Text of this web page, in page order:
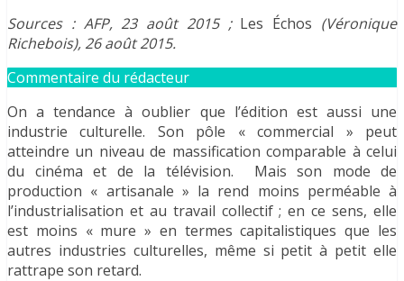
Sources : AFP, 23 août 2015 ; Les Échos (Véronique
Richebois), 26 août 2015.
Commentaire du rédacteur
On a tendance à oublier que l’édition est aussi une
industrie culturelle. Son pôle « commercial » peut
atteindre un niveau de massification comparable à celui
du cinéma et de la télévision. Mais son mode de
production « artisanale » la rend moins perméable à
l’industrialisation et au travail collectif ; en ce sens, elle
est moins « mure » en termes capitalistiques que les
autres industries culturelles, même si petit à petit elle
rattrape son retard.